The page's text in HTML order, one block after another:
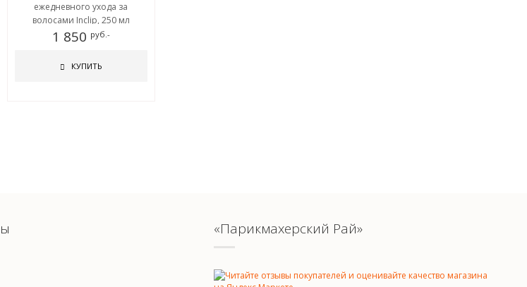
ежедневного ухода за
волосами Inclip, 250 мл
1 850 руб.-
КУПИТЬ
«Парикмахерский Рай»